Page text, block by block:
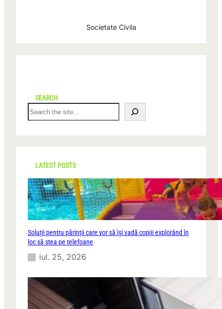
Societate Civila
SEARCH
S
e
r
c
LATEST POSTS
Soluții pentru părinții care vor să își vadă copiii explorând în
loc să stea pe telefoane
iul. 25, 2026